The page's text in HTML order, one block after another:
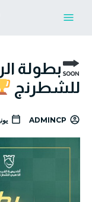
بطولة
للشطرنج
ADMINCP يونيو